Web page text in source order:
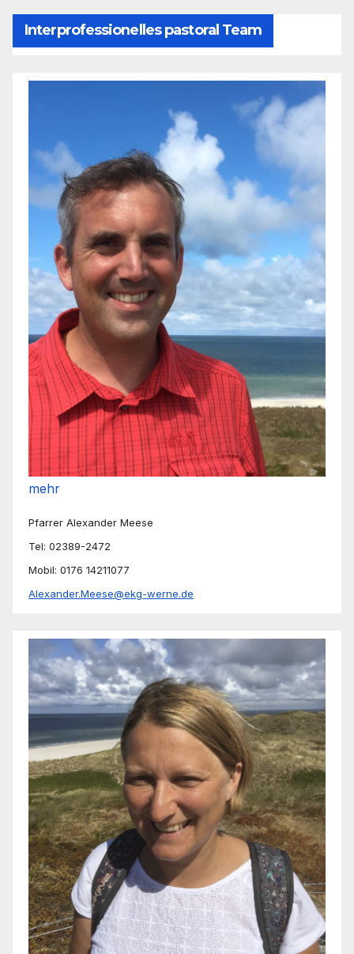
Interprofessionelles pastoral Team
mehr
Pfarrer Alexander Meese
Tel: 02389-2472
Mobil: 0176 14211077
Alexander.Meese@ekg-werne.de